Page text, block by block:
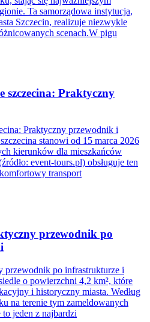
Ta samorządowa instytucja,
Szczecin, realizuje niezwykle
scenach.W pigu
szczecina: Praktyczny
Praktyczny przewodnik i
stanowi od 15 marca 2026
kierunków dla mieszkańców
event-tours.pl) obsługuje ten
transport
przewodnik po
przewodnik po infrastrukturze i
o powierzchni 4,2 km², które
i historyczny miasta. Według
na terenie tym zameldowanych
jeden z najbardzi